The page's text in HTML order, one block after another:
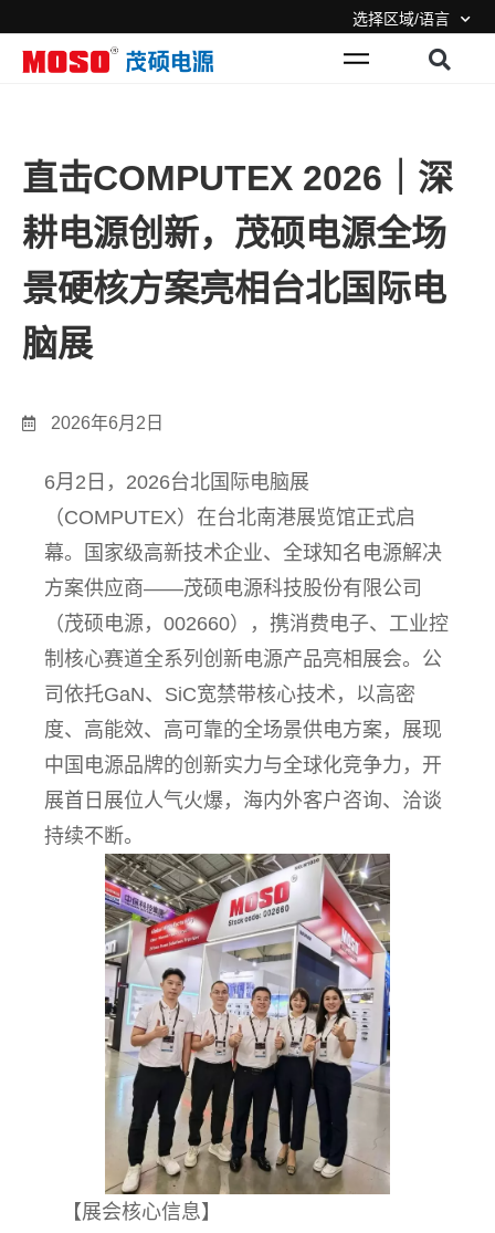
选择区域/语言
直击COMPUTEX 2026｜深
耕电源创新，茂硕电源全场
景硬核方案亮相台北国际电
脑展
2026年6月2日
6月2日，2026台北国际电脑展
（COMPUTEX）在台北南港展览馆正式启
幕。国家级高新技术企业、全球知名电源解决
方案供应商——茂硕电源科技股份有限公司
（茂硕电源，002660），携消费电子、工业控
制核心赛道全系列创新电源产品亮相展会。公
司依托GaN、SiC宽禁带核心技术，以高密
度、高能效、高可靠的全场景供电方案，展现
中国电源品牌的创新实力与全球化竞争力，开
展首日展位人气火爆，海内外客户咨询、洽谈
持续不断。
【展会核心信息】